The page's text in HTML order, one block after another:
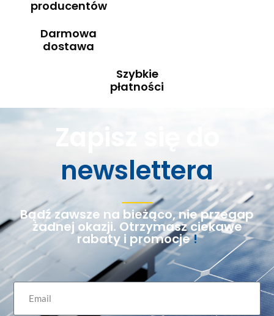
producentów
Darmowa
dostawa
Szybkie
płatności
Zapisz się do
newslettera
Bądź zawsze na bieżąco, nie przegap
żadnej okazji. Otrzymasz ciekawe
rabaty i promocje!